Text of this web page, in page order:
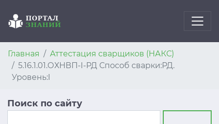
Главная
Аттестация сварщиков (НАКС)
5.16.1.01.ОХНВП-I-РД Способ сварки:РД.
Уровень:I
Поиск по сайту